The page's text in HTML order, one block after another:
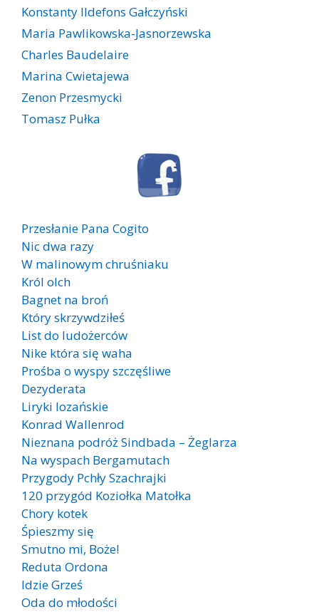
Konstanty Ildefons Gałczyński
Maria Pawlikowska-Jasnorzewska
Charles Baudelaire
Marina Cwietajewa
Zenon Przesmycki
Tomasz Pułka
Przesłanie Pana Cogito
Nic dwa razy
W malinowym chruśniaku
Król olch
Bagnet na broń
Który skrzywdziłeś
List do ludożerców
Nike która się waha
Prośba o wyspy szczęśliwe
Dezyderata
Liryki lozańskie
Konrad Wallenrod
Nieznana podróż Sindbada – Żeglarza
Na wyspach Bergamutach
Przygody Pchły Szachrajki
120 przygód Koziołka Matołka
Chory kotek
Śpieszmy się
Smutno mi, Boże!
Reduta Ordona
Idzie Grześ
Oda do młodości